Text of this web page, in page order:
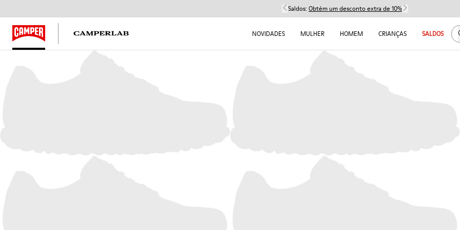
Saldos: Obtém um desconto extra de 10%
NOVIDADES MULHER HOMEM CRIANÇAS SALDOS